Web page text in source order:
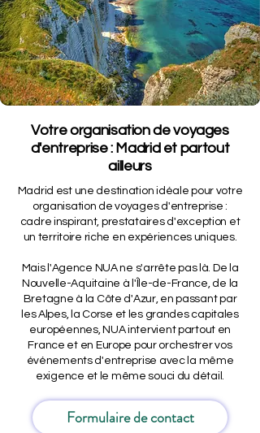
Votre organisation de voyages
d'entreprise : Madrid et partout
ailleurs
Madrid est une destination idéale pour votre
organisation de voyages d'entreprise :
cadre inspirant, prestataires d'exception et
un territoire riche en expériences uniques.
Mais l'Agence NUA ne s'arrête pas là. De la
Nouvelle-Aquitaine à l'Île-de-France, de la
Bretagne à la Côte d'Azur, en passant par
les Alpes, la Corse et les grandes capitales
européennes, NUA intervient partout en
France et en Europe pour orchestrer vos
événements d'entreprise avec la même
exigence et le même souci du détail.
Formulaire de contact